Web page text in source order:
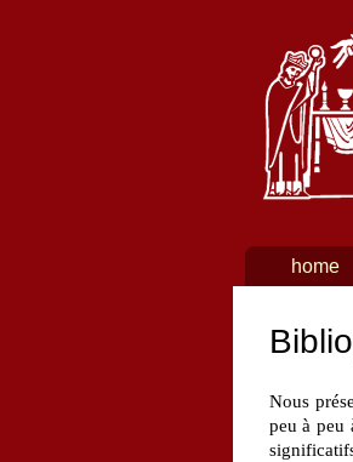
Mainhome
Nous
peu à peu